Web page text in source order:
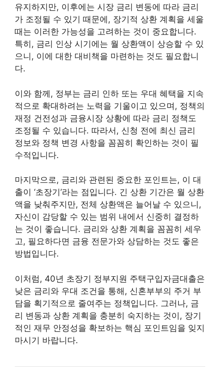
유지하지만, 이후에는 시장 금리 변동에 따라 금리
가 조정될 수 있기 때문에, 장기적 상환 계획을 세울
때는 이러한 가능성을 고려하는 것이 중요합니다.
특히, 금리 인상 시기에는 월 상환액이 상승할 수 있
으니, 이에 대한 대비책을 마련하는 것도 필요합니
다.
이와 함께, 정부는 금리 인하 또는 우대 혜택을 지속
적으로 확대하려는 노력을 기울이고 있으며, 정책의
재정 건전성과 금융시장 상황에 따라 금리 정책도
조정될 수 있습니다. 따라서, 신청 전에 최신 금리
정보와 정책 변경 사항을 꼼꼼히 확인하는 것이 필
수적입니다.
마지막으로, 금리와 관련된 중요한 포인트는, 이 대
출이 ‘초장기’라는 점입니다. 긴 상환 기간은 월 상환
액을 낮춰주지만, 전체 상환액은 늘어날 수 있으니,
자신이 감당할 수 있는 범위 내에서 신중히 결정하
는 것이 좋습니다. 금리와 상환 계획을 꼼꼼히 세우
고, 필요하다면 금융 전문가와 상담하는 것도 좋은
방법입니다.
이처럼, 40년 초장기 정부지원 주택구입자금대출은
낮은 금리와 우대 조건을 통해, 신혼부부의 주거 부
담을 획기적으로 줄여주는 정책입니다. 그러나, 금
리 변동과 상환 계획을 충분히 숙지하는 것이, 장기
적인 재무 안정성을 확보하는 핵심 포인트임을 잊지
마시기 바랍니다.